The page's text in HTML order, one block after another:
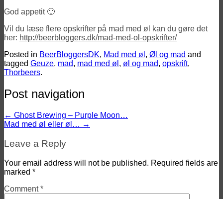
God appetit 🙂
Vil du læse flere opskrifter på mad med øl kan du gøre det
her: http://beerbloggers.dk/mad-med-ol-opskrifter/
Posted in BeerBloggersDK, Mad med øl , Øl og mad and
tagged Geuze, mad, mad med øl , øl og mad, opskrift,
Thorbeers.
Post navigation
← Ghost Brewing – Purple Moon…
Mad med øl eller øl… →
Leave a Reply
Your email address will not be published. Required fields are
marked *
Comment*